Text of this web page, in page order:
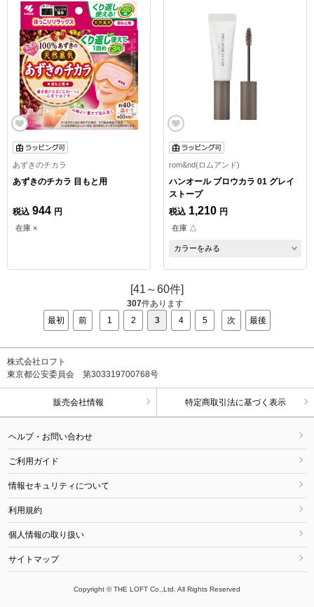
あずきのチカラ
あずきのチカラ 目もと用
税込 944 円
在庫 ×
rom&nd(ロムアンド)
ハンオール ブロウカラ 01 グレイ
ストープ
税込 1,210 円
在庫 △
カラーをみる
[41～60件]
307件あります
最初
前 1 2 3 4 5 次 最後
株式会社ロフト
東京都公安委員会 第303319700768号
販売会社情報 特定商取引法に基づく表示
ヘルプ・お問い合わせ
ご利用ガイド
情報セキュリティについて
利用規約
個人情報の取り扱い
サイトマップ
Copyright © THE LOFT Co.,Ltd. All Rights Reserved